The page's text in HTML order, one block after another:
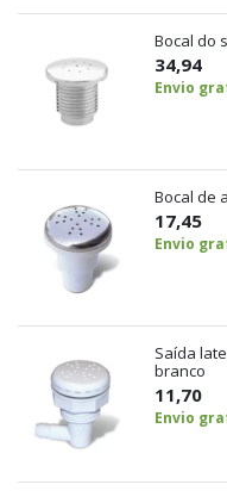
Bocal do
34,94
Envio
Bocal de
17,45
Envio
Saída
branco
11,70
Envio